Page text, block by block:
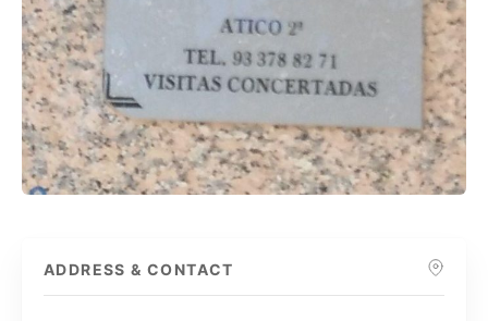
ADDRESS & CONTACT